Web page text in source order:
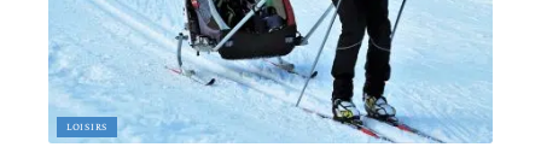
LOISIRS